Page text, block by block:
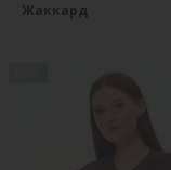
Жаккард